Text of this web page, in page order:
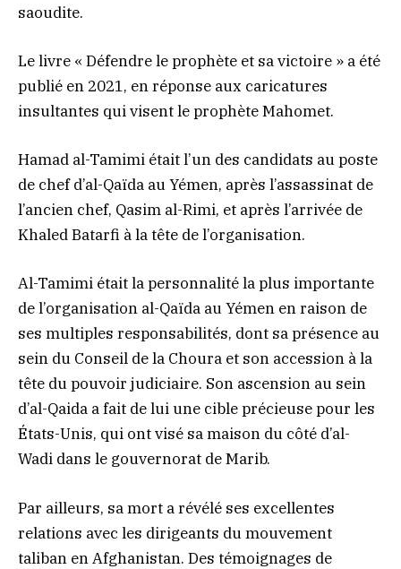
saoudite.
Le livre « Défendre le prophète et sa victoire » a été
publié en 2021, en réponse aux caricatures
insultantes qui visent le prophète Mahomet.
Hamad al-Tamimi était l’un des candidats au poste
de chef d’al-Qaïda au Yémen, après l’assassinat de
l’ancien chef, Qasim al-Rimi, et après l’arrivée de
Khaled Batarfi à la tête de l’organisation.
Al-Tamimi était la personnalité la plus importante
de l’organisation al-Qaïda au Yémen en raison de
ses multiples responsabilités, dont sa présence au
sein du Conseil de la Choura et son accession à la
tête du pouvoir judiciaire. Son ascension au sein
d’al-Qaida a fait de lui une cible précieuse pour les
États-Unis, qui ont visé sa maison du côté d’al-
Wadi dans le gouvernorat de Marib.
Par ailleurs, sa mort a révélé ses excellentes
relations avec les dirigeants du mouvement
taliban en Afghanistan. Des témoignages de